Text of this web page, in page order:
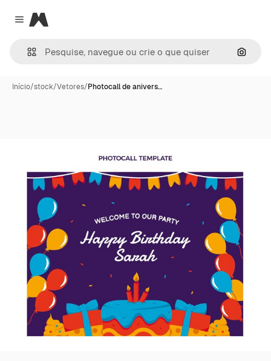
Close menu
Magnific
Início/stock/Vetores/Photocall de anivers…